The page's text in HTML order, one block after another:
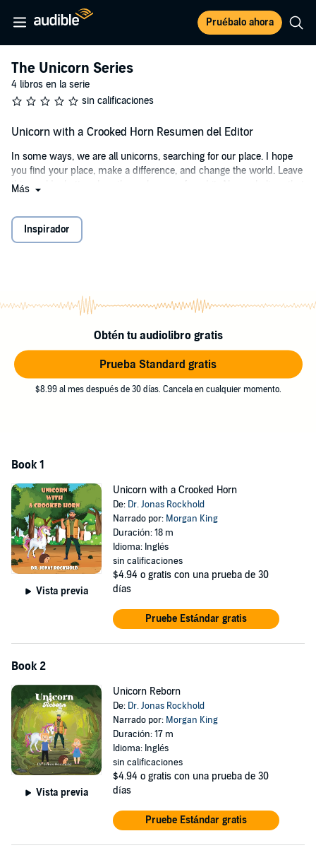
Pruébalo ahora
The Unicorn Series
4 libros en la serie
sin calificaciones
Unicorn with a Crooked Horn Resumen del Editor
In some ways, we are all unicorns, searching for our place. I hope
you find your place, make a difference, and change the world. Leave
this world a better place than when you found it. Always believe that
©2023 Dr. Jonas Rockhold (P)2023 Dr. Jonas Rockhold
Más
Inspirador
Obtén tu audiolibro gratis
Prueba Standard gratis
$8.99 al mes después de 30 días. Cancela en cualquier momento.
Book 1
Vista previa
Unicorn with a Crooked Horn
De: Dr. Jonas Rockhold
Narrado por: Morgan King
Duración: 18 m
Idioma: Inglés
sin calificaciones
$4.94 o gratis con una prueba de 30
días
Pruebe Estándar gratis
Book 2
Vista previa
Unicorn Reborn
De: Dr. Jonas Rockhold
Narrado por: Morgan King
Duración: 17 m
Idioma: Inglés
sin calificaciones
$4.94 o gratis con una prueba de 30
días
Pruebe Estándar gratis